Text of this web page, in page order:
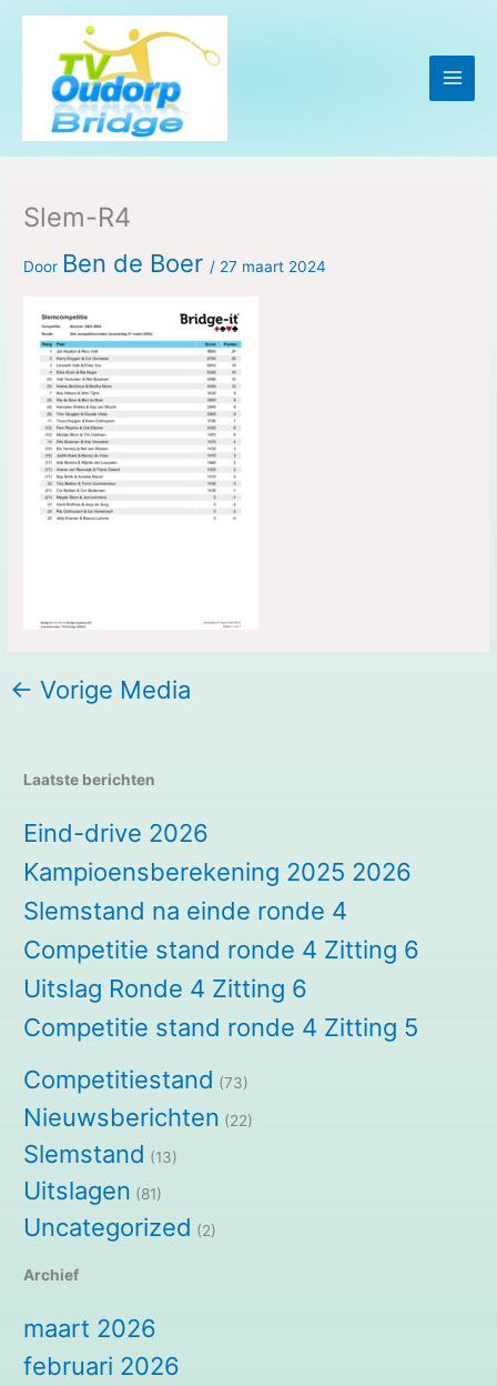
Ga
inhoud
Slem-R4
Door Ben de Boer / 27 maart 2024
← Vorige Media
Laatste berichten
Eind-drive 2026
Kampioensberekening 2025 2026
Slemstand na einde ronde 4
Competitie stand ronde 4 Zitting 6
Uitslag Ronde 4 Zitting 6
Competitie stand ronde 4 Zitting 5
Competitiestand (73)
Nieuwsberichten (22)
Slemstand (13)
Uitslagen (81)
Uncategorized (2)
Archief
maart 2026
februari 2026